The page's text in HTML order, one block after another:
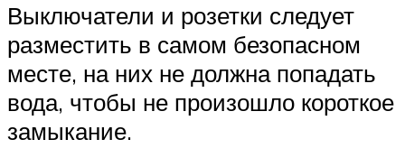
Выключатели и розетки следует
разместить в самом безопасном
месте, на них не должна попадать
вода, чтобы не произошло короткое
замыкание.